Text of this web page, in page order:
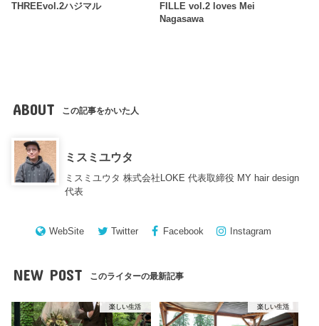
THREEvol.2ハジマル
FILLE vol.2 loves Mei
Nagasawa
ABOUT この記事をかいた人
ミスミユウタ
ミスミユウタ 株式会社LOKE 代表取締役 MY hair design
代表
WebSite Twitter Facebook Instagram
NEW POST このライターの最新記事
楽しい生活 楽しい生活